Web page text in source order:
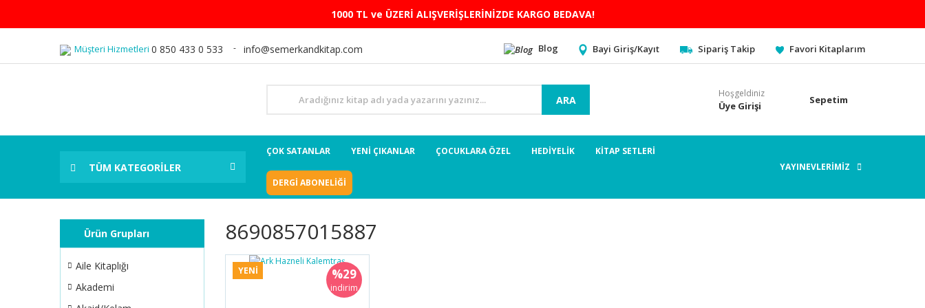
1000 TL ve ÜZERİ ALIŞVERİŞLERİNİZDE KARGO BEDAVA!
Müşteri Hizmetleri 0 850 433 0 533 info@semerkandkitap.com Blog Bayi Giriş/Kayıt Sipariş Takip Favori Kitaplarım
ARA
Hoşgeldiniz
Üye Girişi Sepetim
TÜM KATEGORİLER
ÇOK SATANLAR YENİ ÇIKANLAR ÇOCUKLARA ÖZEL HEDİYELİK KİTAP SETLERİ
DERGİ ABONELİĞİ
YAYINEVLERİMİZ
Ürün Grupları
Aile Kitaplığı
Akademi
8690857015887
YENİ %29
indirim